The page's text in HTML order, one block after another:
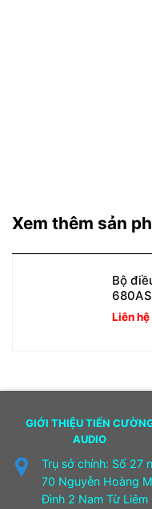
Xem thêm sản
Bộ
680AS
Liên hệ
GIỚI THIỆU TIẾN
AUDIO
Trụ sở chính: Số 27
70 Nguyễn Hoàng
Đình 2 Nam Từ Liêm